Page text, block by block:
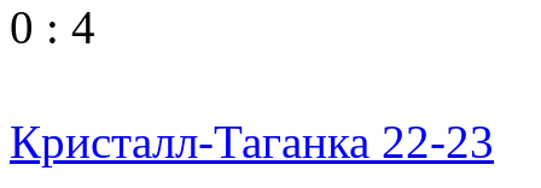
0 : 4
Кристалл-Таганка 22-23